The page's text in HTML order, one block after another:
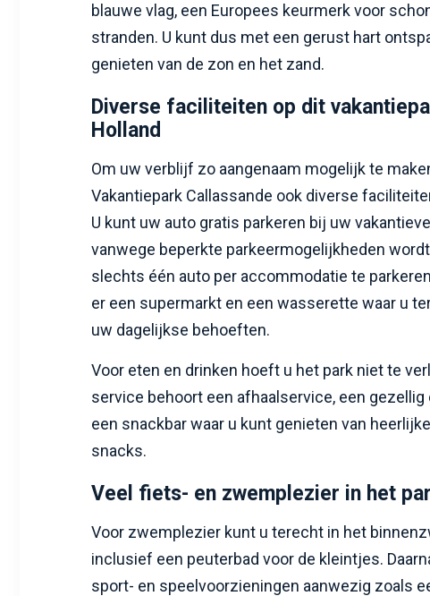
blauwe vlag, een Europees keurmerk voor
stranden. U kunt dus met een gerust hart
genieten van de zon en het zand.
Diverse faciliteiten op dit
Holland
Om uw verblijf zo aangenaam mogelijk te
Vakantiepark Callassande ook diverse
U kunt uw auto gratis parkeren bij uw
vanwege beperkte parkeermogelijkheden
slechts één auto per accommodatie te
er een supermarkt en een wasserette waar u
uw dagelijkse behoeften.
Voor eten en drinken hoeft u het park niet te
service behoort een afhaalservice, een
een snackbar waar u kunt genieten van
snacks.
Veel fiets- en zwemplezier in het
Voor zwemplezier kunt u terecht in het
inclusief een peuterbad voor de kleintjes.
sport- en speelvoorzieningen aanwezig zoals